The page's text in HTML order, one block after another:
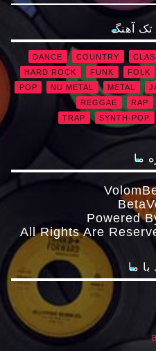
آهنگ
COUNTRY
DANCE
FOLK
FUNK
HARD ROCK
METAL
NU METAL
POP
RAP
REGGAE
SYNTH-POP
TRAP
ما
Powered
All Rights Are
با ما